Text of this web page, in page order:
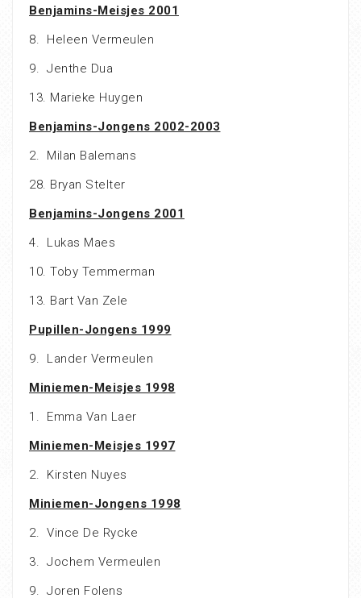
Benjamins-Meisjes 2001
8. Heleen Vermeulen
9. Jenthe Dua
13. Marieke Huygen
Benjamins-Jongens 2002-2003
2. Milan Balemans
28. Bryan Stelter
Benjamins-Jongens 2001
4. Lukas Maes
10. Toby Temmerman
13. Bart Van Zele
Pupillen-Jongens 1999
9. Lander Vermeulen
Miniemen-Meisjes 1998
1. Emma Van Laer
Miniemen-Meisjes 1997
2. Kirsten Nuyes
Miniemen-Jongens 1998
2. Vince De Rycke
3. Jochem Vermeulen
9. Joren Folens